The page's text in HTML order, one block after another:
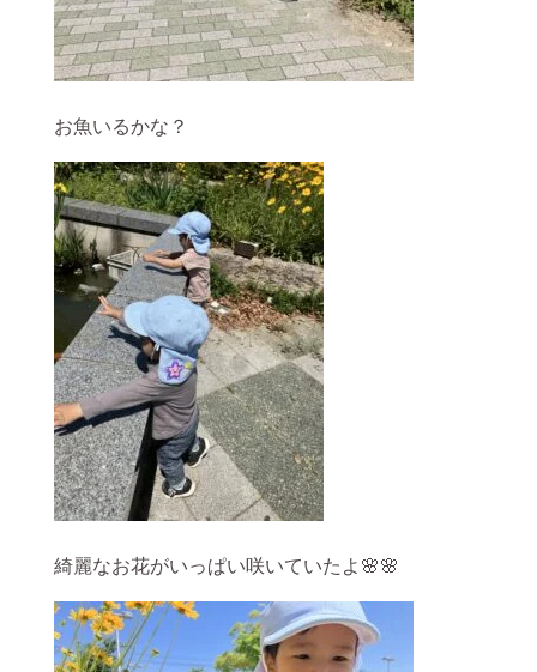
お魚いるかな？
綺麗なお花がいっぱい咲いていたよ🌸🌸